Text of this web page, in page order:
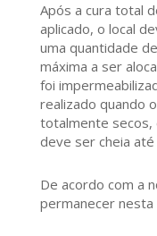
Após a cura total
aplicado, o local
uma quantidade
máxima a ser
foi
realizado quando
totalmente secos,
deve ser cheia até
De acordo com a
permanecer nesta